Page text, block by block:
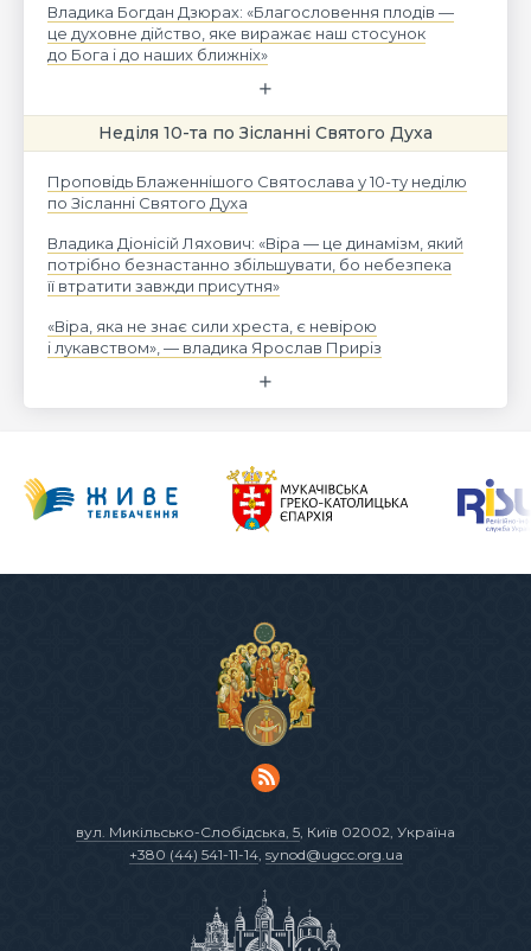
Владика Богдан Дзюрах: «Благословення плодів —
це духовне дійство, яке виражає наш стосунок
до Бога і до наших ближніх»
Неділя 10-та по Зісланні Святого Духа
Проповідь Блаженнішого Святослава у 10-ту неділю
по Зісланні Святого Духа
Владика Діонісій Ляхович: «Віра — це динамізм, який
потрібно безнастанно збільшувати, бо небезпека
її втратити завжди присутня»
«Віра, яка не знає сили хреста, є невірою
і лукавством», — владика Ярослав Приріз
вул. Микільсько-Слобідська, 5 , Київ 02002, Україна
+380 (44) 541-11-14, synod@ugcc.org.ua